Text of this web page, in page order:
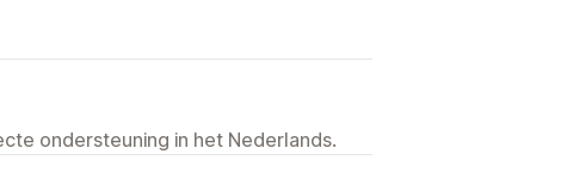
ondersteuning in het Nederlands.